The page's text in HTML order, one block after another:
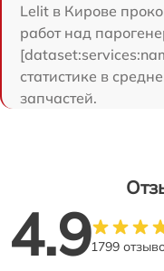
Lelit в Кирове
работ над
статистике в
запчастей.
4.91799